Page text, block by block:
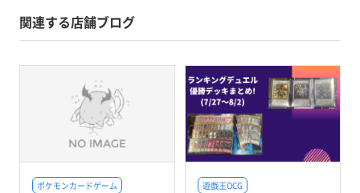
関連する店舗ブログ
ポケモンカードゲーム 遊戯王OCG